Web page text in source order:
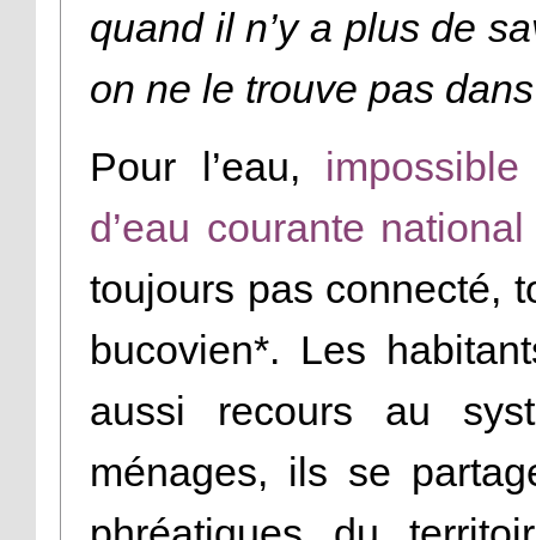
quand il n’y a plus de
on ne le trouve pas
Pour l’eau,
d’eau courante national
toujours pas connecté,
bucovien*. Les
aussi recours au
ménages, ils se